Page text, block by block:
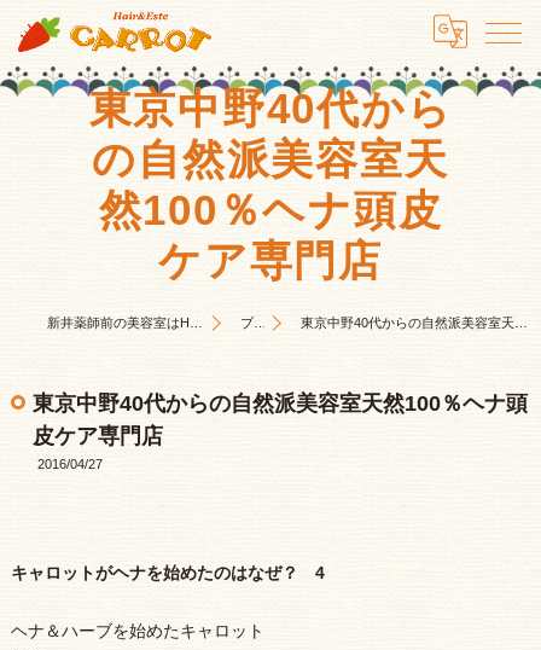
東京中野40代から
の自然派美容室天
然100％ヘナ頭皮
ケア専門店
ブログ 東京中野40代からの自然派美容室天然100％ヘナ頭皮ケア専門店
東京中野40代からの自然派美容室天然100％ヘナ頭
皮ケア専門店
2016/04/27
キャロットがヘナを始めたのはなぜ？ 4
ヘナ＆ハーブを始めたキャロット